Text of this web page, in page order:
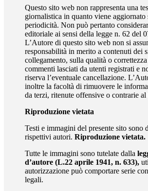
Questo sito web non rappresenta una
giornalistica in quanto viene aggiornato
periodicità. Non può pertanto
editoriale ai sensi della legge n. 62 del
L’Autore di questo sito web non si
responsabilità in merito a contenuti dei
collegamento, sulla qualità o
commenti lasciati da utenti registrati e
riserva l’eventuale cancellazione.
inoltre la facoltà di rimuovere le
da terzi, ritenute offensive o contrarie al
Riproduzione vietata
Testi e immagini del presente sito sono
rispettivi autori. Riproduzione vietata.
Tutte le immagini sono tutelate dalla
d’autore (L.22 aprile 1941, n. 633),
autorizzazione può comportare serie
legali.